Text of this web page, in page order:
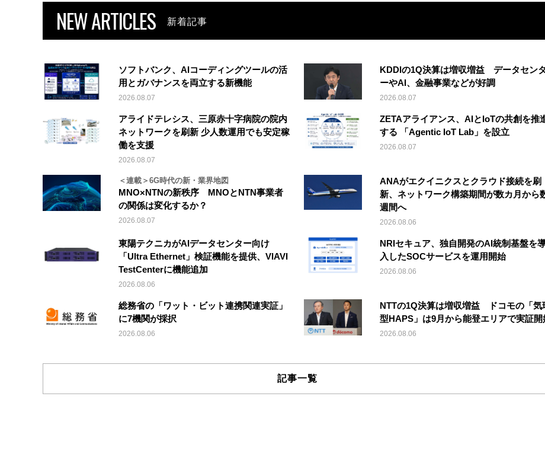
NEW ARTICLES 新着記事
ソフトバンク、AIコーディングツールの活
用とガバナンスを両立する新機能
2026.08.07
KDDIの1Q決算は増収増益 データセンタ
ーやAI、金融事業などが好調
2026.08.07
アライドテレシス、三原赤十字病院の院内
ネットワークを刷新 少人数運用でも安定稼
働を支援
2026.08.07
ZETAアライアンス、AIとIoTの共創を推
する 「Agentic IoT Lab」を設立
2026.08.07
＜連載＞6G時代の新・業界地図
MNO×NTNの新秩序 MNOとNTN事業者
の関係は変化するか？
2026.08.07
ANAがエクイニクスとクラウド接続を刷
新、ネットワーク構築期間が数カ月から
週間へ
2026.08.06
東陽テクニカがAIデータセンター向け
「Ultra Ethernet」検証機能を提供、VIAVI
TestCenterに機能追加
2026.08.06
NRIセキュア、独自開発のAI統制基盤を
入したSOCサービスを運用開始
2026.08.06
総務省の「ワット・ビット連携関連実証」
に7機関が採択
2026.08.06
NTTの1Q決算は増収増益 ドコモの「気
型HAPS」は9月から能登エリアで実証開
2026.08.06
記事一覧